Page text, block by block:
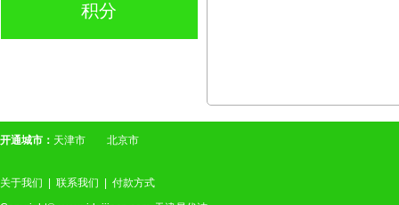
积分
开通城市： 天津市 北京市
关于我们 联系我们
付款方式